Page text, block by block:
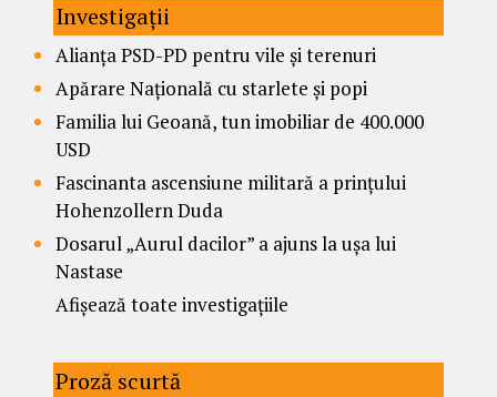
Investigații
Alianța PSD-PD pentru vile și terenuri
Apărare Națională cu starlete și popi
Familia lui Geoană, tun imobiliar de 400.000
USD
Fascinanta ascensiune militară a prințului
Hohenzollern Duda
Dosarul „Aurul dacilor” a ajuns la ușa lui
Nastase
Afișează toate investigațiile
Proză scurtă